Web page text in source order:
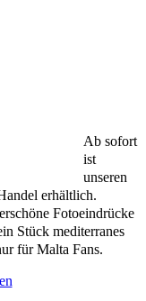
Ab sofort
ist
unseren
erhältlich.
Fotoeindrücke
Stück mediterranes
für Malta Fans.